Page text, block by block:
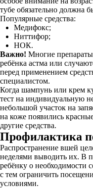
тубе обязательно должна
Популярные средства:
Медифокс;
Ниттифор;
НОК.
Важно! Многие
ребёнка астма или
перед применением
специалистом.
Когда шампунь или крем
тест на индивидуальную
небольшой участок на
на коже появились
другие средства.
Профилактика
Распространение вшей
неделями выводить их. В
ребёнку о необходимости
с тем ограничить
условиями.